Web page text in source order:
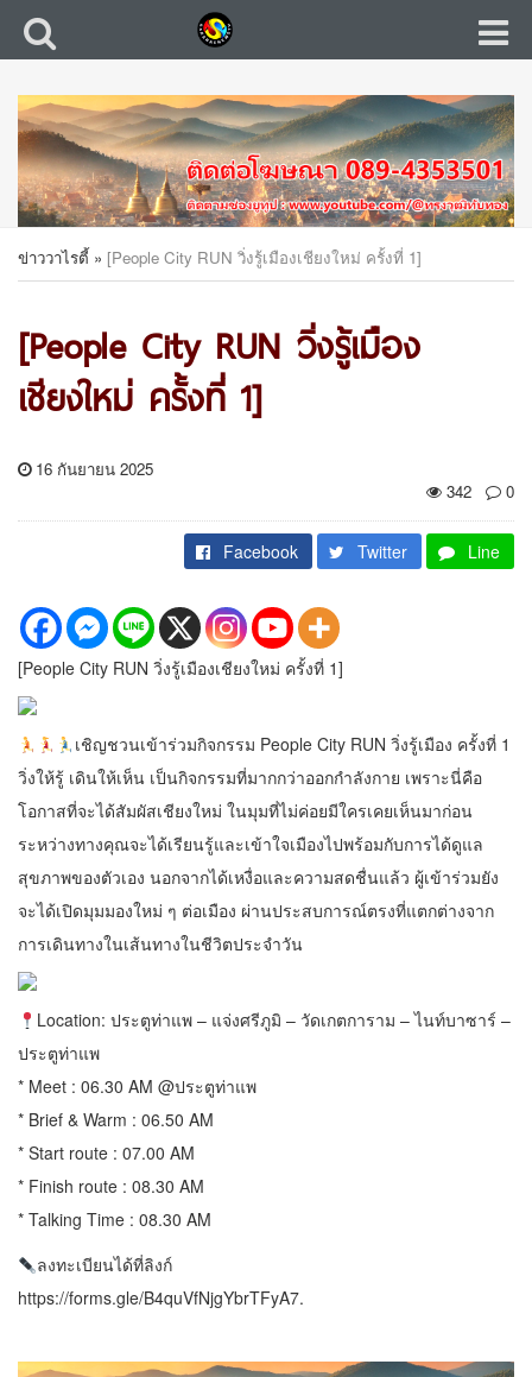
ข่าววาไรตี้ » [People City RUN วิ่งรู้เมืองเชียงใหม่ ครั้งที่ 1]
[People City RUN วิ่งรู้เมือง
เชียงใหม่ ครั้งที่ 1]
16 กันยายน 2025
342
0
Facebook Twitter Line
[People City RUN วิ่งรู้เมืองเชียงใหม่ ครั้งที่ 1]
เชิญชวนเข้าร่วมกิจกรรม People City RUN วิ่งรู้เมือง ครั้งที่ 1
วิ่งให้รู้ เดินให้เห็น เป็นกิจกรรมที่มากกว่าออกกำลังกาย เพราะนี่คือ
โอกาสที่จะได้สัมผัสเชียงใหม่ ในมุมที่ไม่ค่อยมีใครเคยเห็นมาก่อน
ระหว่างทางคุณจะได้เรียนรู้และเข้าใจเมืองไปพร้อมกับการได้ดูแล
สุขภาพของตัวเอง นอกจากได้เหงื่อและความสดชื่นแล้ว ผู้เข้าร่วมยัง
จะได้เปิดมุมมองใหม่ ๆ ต่อเมือง ผ่านประสบการณ์ตรงที่แตกต่างจาก
การเดินทางในเส้นทางในชีวิตประจำวัน
Location: ประตูท่าแพ – แจ่งศรีภูมิ – วัดเกตการาม – ไนท์บาซาร์ –
ประตูท่าแพ
* Meet : 06.30 AM @ประตูท่าแพ
* Brief & Warm : 06.50 AM
* Start route : 07.00 AM
* Finish route : 08.30 AM
* Talking Time : 08.30 AM
ลงทะเบียนได้ที่ลิงก์
https://forms.gle/B4quVfNjgYbrTFyA7.